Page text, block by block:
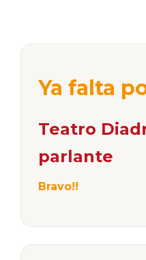
Ya falta
Teatro
parlante
Bravo!!